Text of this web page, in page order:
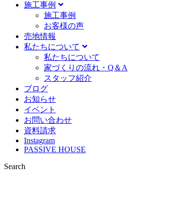
施工事例
施⼯事例
お客様の声
売地情報
私たちについて
私たちについて
家づくりの流れ・Q＆A
スタッフ紹介
ブログ
お知らせ
イベント
お問い合わせ
資料請求
Instagram
PASSIVE HOUSE
Search